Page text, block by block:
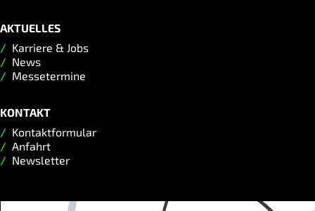
AKTUELLES
Karriere & Jobs
News
Messetermine
KONTAKT
Kontaktformular
Anfahrt
Newsletter